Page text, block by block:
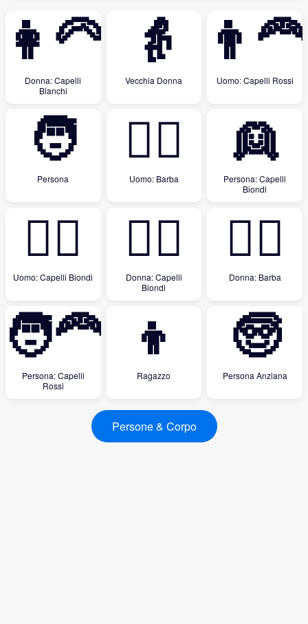
👩‍🦳
Donna: Capelli
Bianchi
👵
Vecchia Donna
👨‍🦰
Uomo: Capelli Rossi
🧑
Persona
🧔‍♂️
Uomo: Barba
👱
Persona: Capelli
Biondi
👱‍♂️
Uomo: Capelli Biondi
👱‍♀️
Donna: Capelli
Biondi
🧔‍♀️
Donna: Barba
🧑‍🦰
Persona: Capelli
Rossi
👦
Ragazzo
🧓
Persona Anziana
Persone & Corpo